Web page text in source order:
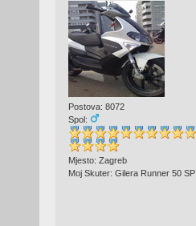
Postova: 8072
Spol:
Mjesto: Zagreb
Moj Skuter: Gilera Runner 50 SP